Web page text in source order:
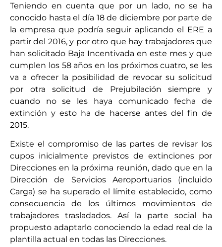
Teniendo en cuenta que por un lado, no se ha
conocido hasta el día 18 de diciembre por parte de
la empresa que podría seguir aplicando el ERE a
partir del 2016, y por otro que hay trabajadores que
han solicitado Baja Incentivada en este mes y que
cumplen los 58 años en los próximos cuatro, se les
va a ofrecer la posibilidad de revocar su solicitud
por otra solicitud de Prejubilación siempre y
cuando no se les haya comunicado fecha de
extinción y esto ha de hacerse antes del fin de
2015.
Existe el compromiso de las partes de revisar los
cupos inicialmente previstos de extinciones por
Direcciones en la próxima reunión, dado que en la
Dirección de Servicios Aeroportuarios (incluido
Carga) se ha superado el límite establecido, como
consecuencia de los últimos movimientos de
trabajadores trasladados. Así la parte social ha
propuesto adaptarlo conociendo la edad real de la
plantilla actual en todas las Direcciones.